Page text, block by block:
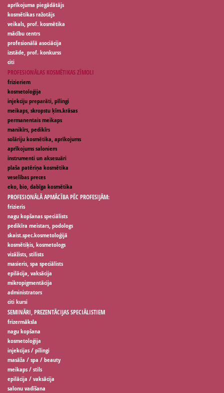
aprīkojuma piegādātājs
kosmētikas ražotājs
veikals, prof. kosmētika
mācību centrs
profesionālā asociācija
izstāde, prof. konkurss
citi
PROFESIONĀLAS KOSMĒTIKAS ZĪMOLI
frizieriem
kosmetoloģija
injekciju preparāti, pīlingi
meikaps, skropstu ķīm.krāsas
permanentais meikaps
manikīrs, pedikīrs
solāriju kosmētika, aprīkojums
aprīkojums saloniem
instrumenti un aksesuāri
plaša patēriņa kosmētika
veselības preces
eko, bio, dabīga kosmētika
PROFESIONĀLĀ APMĀCĪBA PĒC PROFESIJĀM:
frizieris
nagu kopšanas speciālists
pedikīra meistars, podologs
skaist.spec.kosmetoloģijā
kosmētiķis, kosmetologs
vizāžists, stilists
masieris, spa speciālists
epilācija, vaksācija
mikropigmentācija
administrators
citi kursi
SEMINĀRI, PREZENTĀCIJAS SPECIĀLISTIEM
frizermāksla
nagu kopšana
kosmetoloģija
injekcijas / pīlingi
masāža / spa / beauty
meikaps / stils
epilācija / vaksācija
salonu vadīšana